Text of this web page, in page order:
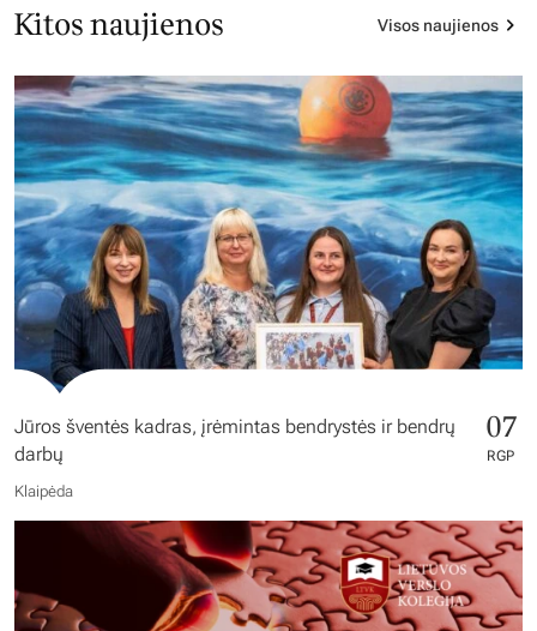
Kitos naujienos Visos naujienos
Jūros šventės kadras, įrėmintas bendrystės ir bendrų
darbų
07
RGP
Klaipėda